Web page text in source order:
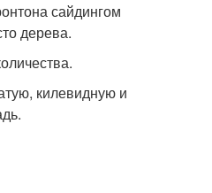
сайдингом
дерева.
килевидную и